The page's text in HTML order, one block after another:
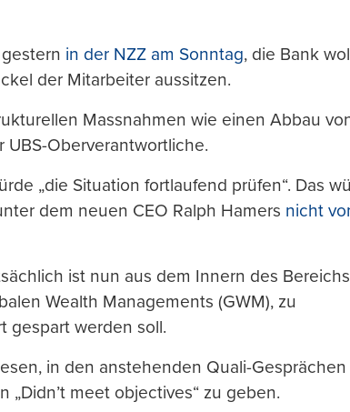
in der NZZ am Sonntag, die Bank
der Mitarbeiter aussitzen.
Massnahmen wie einen Abbau
UBS-Oberverantwortliche.
„die Situation fortlaufend prüfen“. Das
dem neuen CEO Ralph Hamers nicht
ist nun aus dem Innern des
Wealth Managements (GWM), zu
gespart werden soll.
in den anstehenden Quali-Gesprächen
meet objectives“ zu geben.